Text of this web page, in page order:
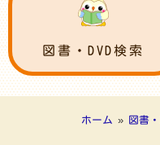
図書・DVD検索
ホーム » 図書・